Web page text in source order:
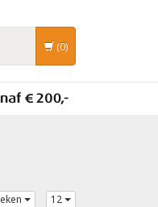
(0)
12